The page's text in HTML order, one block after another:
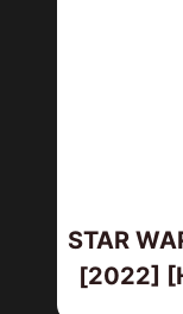
STAR
[2022]